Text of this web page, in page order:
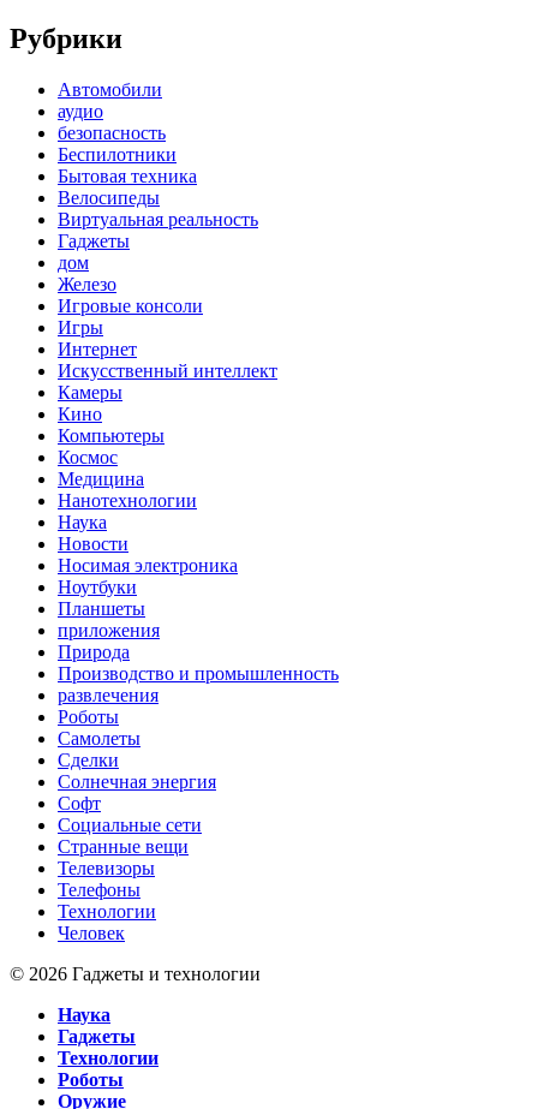
Рубрики
Автомобили
аудио
безопасность
Беспилотники
Бытовая техника
Велосипеды
Виртуальная реальность
Гаджеты
дом
Железо
Игровые консоли
Игры
Интернет
Искусственный интеллект
Камеры
Кино
Компьютеры
Космос
Медицина
Нанотехнологии
Наука
Новости
Носимая электроника
Ноутбуки
Планшеты
приложения
Природа
Производство и промышленность
развлечения
Роботы
Самолеты
Сделки
Солнечная энергия
Софт
Социальные сети
Странные вещи
Телевизоры
Телефоны
Технологии
Человек
© 2026 Гаджеты и технологии
Наука
Гаджеты
Технологии
Роботы
Оружие